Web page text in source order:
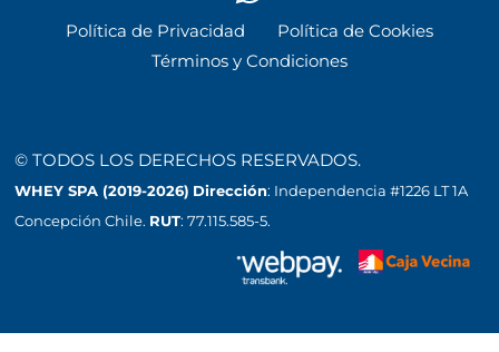
Política de Privacidad
Política de Cookies
Términos y Condiciones
© TODOS LOS DERECHOS RESERVADOS.
WHEY SPA (2019-2026) Dirección: Independencia #1226 LT 1A
Concepción Chile. RUT: 77.115.585-5.